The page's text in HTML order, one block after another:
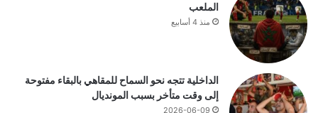
الملعب
منذ 4 أسابيع
الداخلية تتجه نحو السماح للمقاهي بالبقاء مفتوحة
إلى وقت متأخر بسبب المونديال
2026-06-09